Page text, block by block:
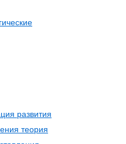
развития
теория